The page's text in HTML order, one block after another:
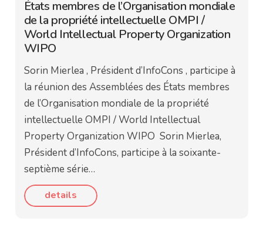
États membres de l’Organisation mondiale
de la propriété intellectuelle OMPI /
World Intellectual Property Organization
WIPO
Sorin Mierlea , Président d’InfoCons , participe à
la réunion des Assemblées des États membres
de l’Organisation mondiale de la propriété
intellectuelle OMPI / World Intellectual
Property Organization WIPO Sorin Mierlea,
Président d’InfoCons, participe à la soixante-
septième série…
details